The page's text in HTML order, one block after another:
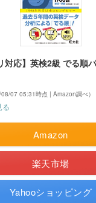
対応】英検2級 でる順
08/07 05:31時点 | Amazon調べ）
る
Amazon
楽天市場
Yahooショッピング